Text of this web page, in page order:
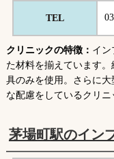
TEL
クリニックの特徴： イン
た材料を揃えています
具のみを使用。さらに
な配慮をしているクリニ
茅場町駅のイン